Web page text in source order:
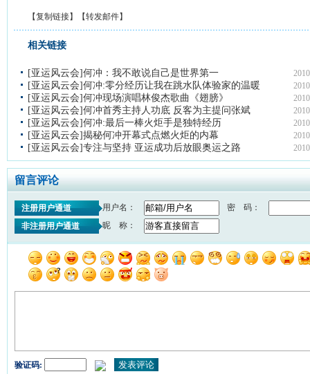
【复制链接】【转发邮件】
相关链接
[亚运风云会]何冲：我不敢说自己是世界第一
[亚运风云会]何冲:零分经历让我在跳水队体验家的温暖
[亚运风云会]何冲现场演唱林俊杰歌曲《翅膀》
[亚运风云会]何冲首秀主持人功底 反客为主提问张斌
[亚运风云会]何冲:最后一棒火炬手是独特经历
[亚运风云会]揭秘何冲开幕式点燃火炬的内幕
[亚运风云会]专注与坚持 亚运成功后放眼奥运之路
留言评论
注册用户通道 用户名：
密 码：
非注册用户通道
昵 称：
验证码: